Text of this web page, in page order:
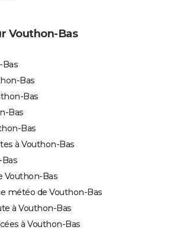
Vouthon-Bas
Bas
Bas
Bas
Bas
Bas
à Vouthon-Bas
Vouthon-Bas
météo de Vouthon-Bas
à Vouthon-Bas
à Vouthon-Bas